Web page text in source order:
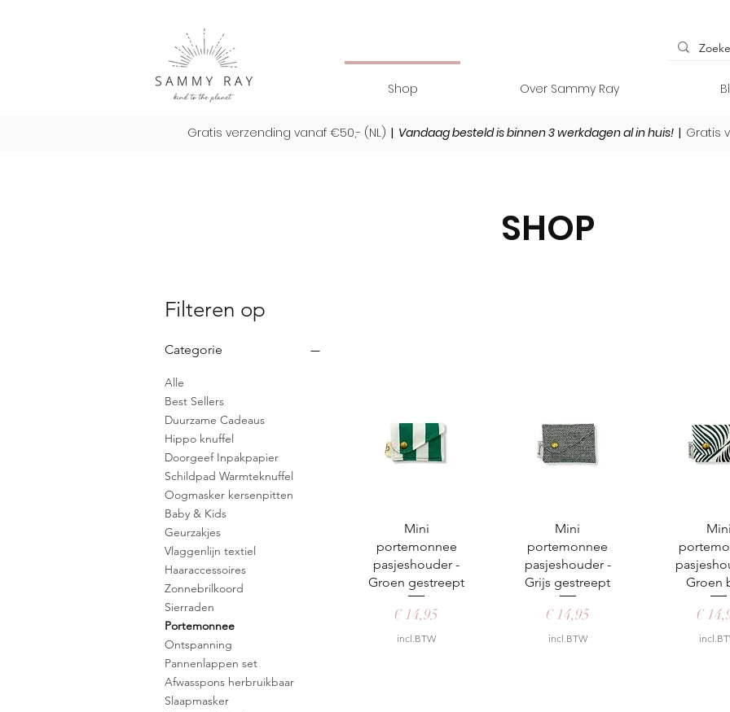
Shop Over Sammy Ray
Gratis verzending vanaf €50,- (NL) | Vandaag besteld is binnen 3 werkdagen al in huis! | Gratis
SHOP
Filteren op
Categorie
Alle
Best Sellers
Duurzame Cadeaus
Hippo knuffel
Doorgeef Inpakpapier
Schildpad Warmteknuffel
Oogmasker kersenpitten
Baby & Kids
Geurzakjes
Vlaggenlijn textiel
Haaraccessoires
Zonnebrilkoord
Sierraden
Portemonnee
Ontspanning
Pannenlappen set
Afwasspons herbruikbaar
Slaapmasker
Snel overzicht
Mini
portemonnee
pasjeshouder -
Groen gestreept
Prijs
€ 14,95
incl.BTW
Snel overzicht
Mini
portemonnee
pasjeshouder -
Grijs gestreept
Prijs
€ 14,95
incl.BTW
SnelMini
Groen
Prijs
€